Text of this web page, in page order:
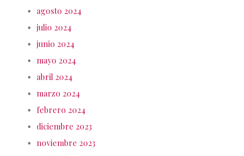
agosto 2024
julio 2024
junio 2024
mayo 2024
abril 2024
marzo 2024
febrero 2024
diciembre 2023
noviembre 2023